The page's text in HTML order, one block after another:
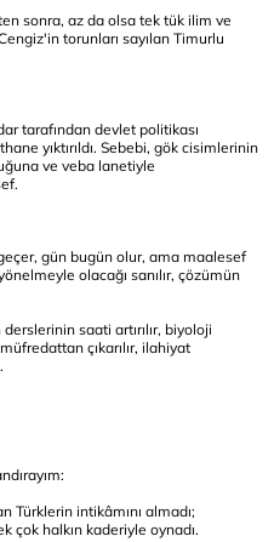
sonra, az da olsa tek tük ilim ve
torunları sayılan Timurlu
tarafından devlet politikası
yıktırıldı. Sebebi, gök cisimlerinin
ve veba lanetiyle
gün bugün olur, ama maalesef
olacağı sanılır, çözümün
saati artırılır, biyoloji
çıkarılır, ilahiyat
Türklerin intikâmını almadı;
çok halkın kaderiyle oynadı.